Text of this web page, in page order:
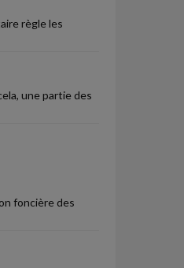
règle les
une partie des
foncière des